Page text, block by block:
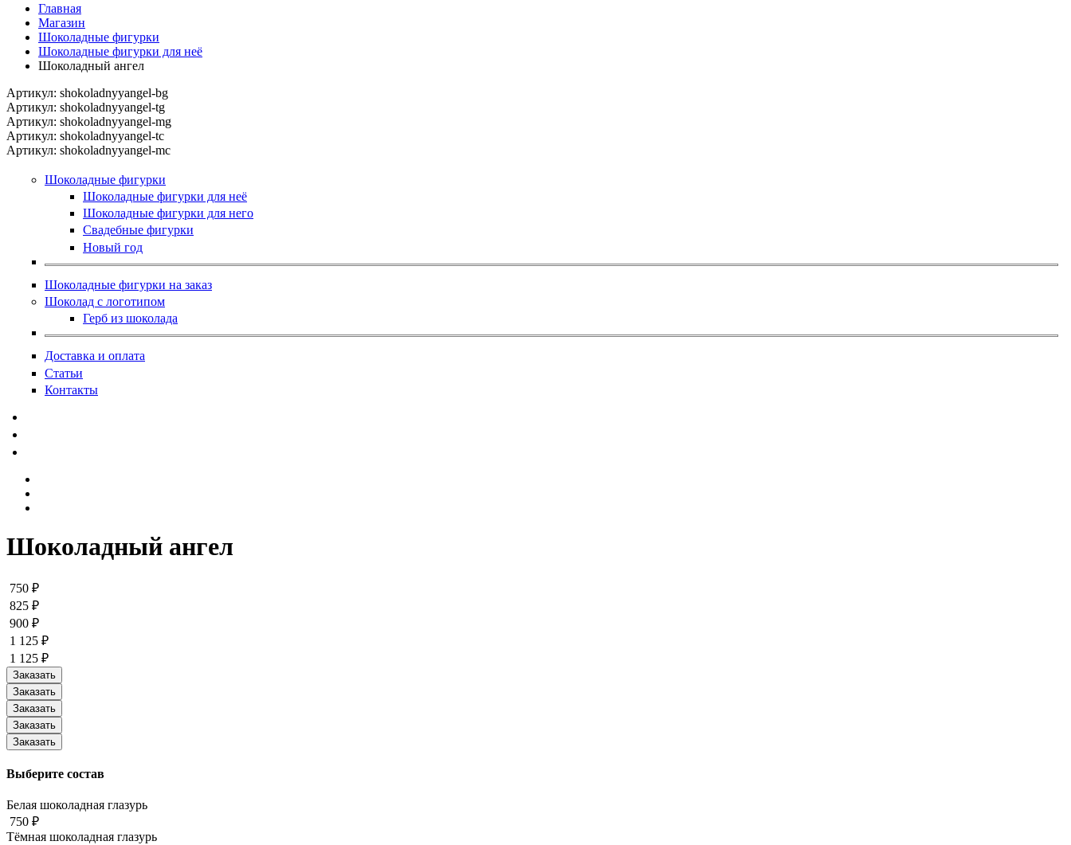
Главная
Магазин
Шоколадные фигурки
Шоколадные фигурки для неё
Шоколадный ангел
Артикул: shokoladnyyangel-bg
Артикул: shokoladnyyangel-tg
Артикул: shokoladnyyangel-mg
Артикул: shokoladnyyangel-tc
Артикул: shokoladnyyangel-mc
Шоколадные фигурки
Шоколадные фигурки для неё
Шоколадные фигурки для него
Свадебные фигурки
Новый год
Шоколадные фигурки на заказ
Шоколад с логотипом
Герб из шоколада
Доставка и оплата
Статьи
Контакты
Шоколадный ангел
750 ₽
825 ₽
900 ₽
1 125 ₽
1 125 ₽
Выберите состав
Белая шоколадная глазурь
750 ₽
Тёмная шоколадная глазурь